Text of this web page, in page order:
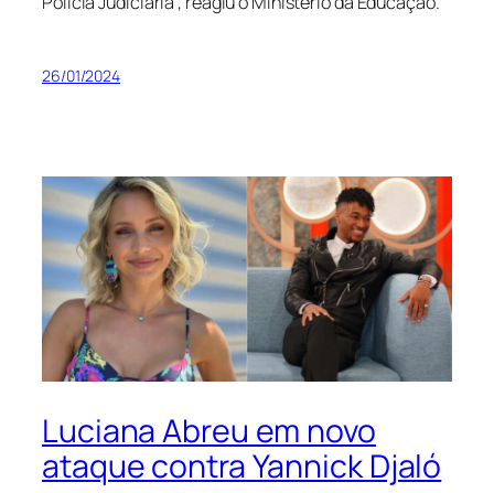
26/01/2024
Luciana Abreu em novo
ataque contra Yannick Djaló